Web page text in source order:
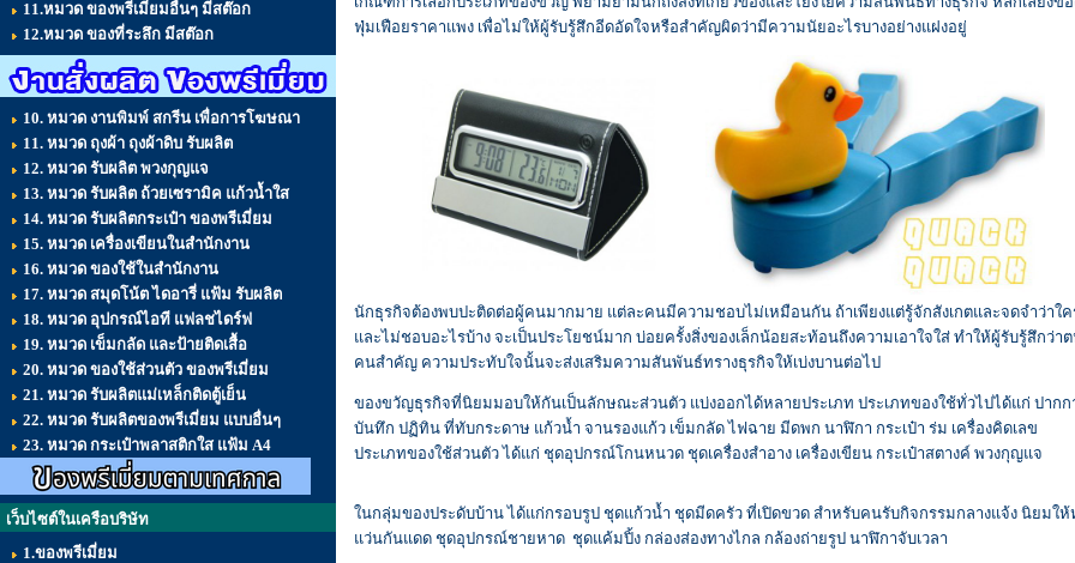
11.หมวด ของพรีเมี่ยมอื่นๆ มีสต๊อก
12.หมวด ของที่ระลึก มีสต๊อก
10. หมวด งานพิมพ์ สกรีน เพื่อการโฆษณา
11. หมวด ถุงผ้า ถุงผ้าดิบ รับผลิต
12. หมวด รับผลิต พวงกุญแจ
13. หมวด รับผลิต ถ้วยเซรามิค แก้วน้ำใส
14. หมวด รับผลิตกระเป๋า ของพรีเมี่ยม
15. หมวด เครื่องเขียนในสำนักงาน
16. หมวด ของใช้ในสำนักงาน
17. หมวด สมุดโน้ต ไดอารี่ แฟ้ม รับผลิต
18. หมวด อุปกรณ์ไอที แฟลชไดร์ฟ
19. หมวด เข็มกลัด และป้ายติดเสื้อ
20. หมวด ของใช้ส่วนตัว ของพรีเมี่ยม
21. หมวด รับผลิตแม่เหล็กติดตู้เย็น
22. หมวด รับผลิตของพรีเมี่ยม แบบอื่นๆ
23. หมวด กระเป๋าพลาสติกใส แฟ้ม A4
เว็บไซต์ในเครือบริษัท
1.ของพรีเมี่ยม
ฟุ่มเฟือยราคาแพง เพื่อไม่ให้ผู้รับรู้สึกอีดอัดใจหรือสำคัญผิดว่ามีความนัยอะไรบางอย่างแฝงอยู่
นักธุรกิจต้องพบปะติดต่อผู้คนมากมาย แต่ละคนมีความชอบไม่เหมือนกัน ถ้าเพียงแต่รู้จักสังเกตและจดจำว่าใ
และไม่ชอบอะไรบ้าง จะเป็นประโยชน์มาก บ่อยครั้งสิ่งของเล็กน้อยสะท้อนถึงความเอาใจใส่ ทำให้ผู้รับรู้สึกว่า
คนสำคัญ ความประทับใจนั้นจะส่งเสริมความสันพันธ์ทรางธุรกิจให้เบ่งบานต่อไป
ของขวัญธุรกิจที่นิยมมอบให้กันเป็นลักษณะส่วนตัว แบ่งออกได้หลายประเภท ประเภทของใช้ทั่วไปได้แก่ ปากก
บันทึก ปฏิทิน ที่ทับกระดาษ แก้วน้ำ จานรองแก้ว เข็มกลัด ไฟฉาย มีดพก นาฬิกา กระเป๋า ร่ม เครื่องคิดเลข
ประเภทของใช้ส่วนตัว ได้แก่ ชุดอุปกรณ์โกนหนวด ชุดเครื่องสำอาง เครื่องเขียน กระเป๋าสตางค์ พวงกุญแจ
ในกลุ่มของประดับบ้าน ได้แก่กรอบรูป ชุดแก้วน้ำ ชุดมีดครัว ที่เปิดขวด สำหรับคนรับกิจกรรมกลางแจ้ง นิยมให้
แว่นกันแดด ชุดอุปกรณ์ชายหาด ชุดแค้มปิ้ง กล่องส่องทางไกล กล้องถ่ายรูป นาฬิกาจับเวลา